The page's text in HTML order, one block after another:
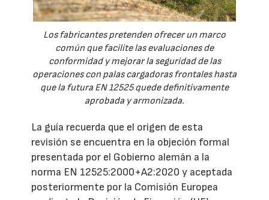
Los fabricantes pretenden ofrecer un marco
común que facilite las evaluaciones de
conformidad y mejorar la seguridad de las
operaciones con palas cargadoras frontales hasta
que la futura EN 12525 quede definitivamente
aprobada y armonizada.
La guía recuerda que el origen de esta
revisión se encuentra en la objeción formal
presentada por el Gobierno alemán a la
norma EN 12525:2000+A2:2020 y aceptada
posteriormente por la Comisión Europea